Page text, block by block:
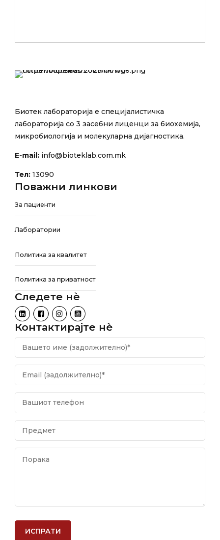
Биотек лабораторија е специјалистичка
лабораторија со 3 засебни лиценци за биохемија,
микробиологија и молекуларна дијагностика.
E-mail: info@bioteklab.com.mk
Тел: 13090
Поважни линкови
За пациенти
Лаборатории
Политика за квалитет
Политика за приватност
Следете нѐ
Контактирајте нѐ